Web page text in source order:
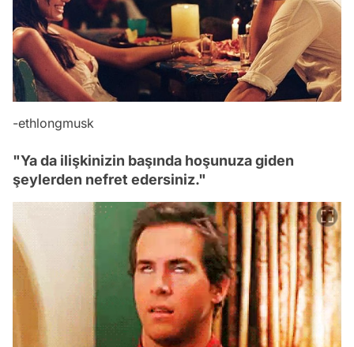
-ethlongmusk
"Ya da ilişkinizin başında hoşunuza giden
şeylerden nefret edersiniz."